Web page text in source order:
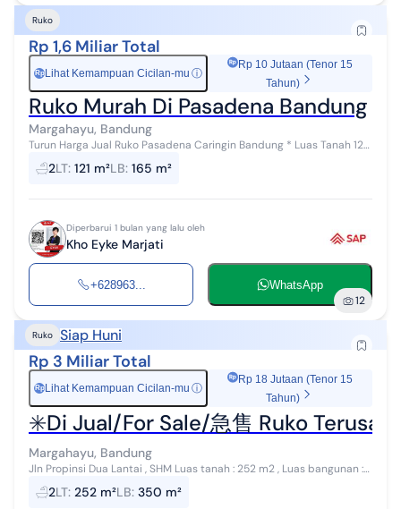
Ruko
Rp 1,6 Miliar Total
Rp Lihat Kemampuan Cicilan-mu ⓘ
Rp 10 Jutaan (Tenor 15
Tahun)
Ruko Murah Di Pasadena Bandung
Margahayu, Bandung
Turun Harga Jual Ruko Pasadena Caringin Bandung * Luas Tanah 121
m2 * Luas Bangunan 165 m2 * 2 Lantai * Kamar Tidur 1 * Kamar
Mandi 2 * Hadap B...
2LT: 121 m²LB: 165 m²
Diperbarui 1 bulan yang lalu oleh
Kho Eyke Marjati
+628963... WhatsApp
12
Ruko Siap Huni
Rp 3 Miliar Total
Rp Lihat Kemampuan Cicilan-mu ⓘ
Rp 18 Jutaan (Tenor 15
Tahun)
✳️Di Jual/For Sale/急售 Ruko Terusan
Margahayu, Bandung
Jln Propinsi Dua Lantai , SHM Luas tanah : 252 m2 , Luas bangunan :
350 m2 Kamar Tidur : 3 , Toilet : 2 Carport + Garasi Luas Sebelah
ERHA KOPO D...
2LT: 252 m²LB: 350 m²